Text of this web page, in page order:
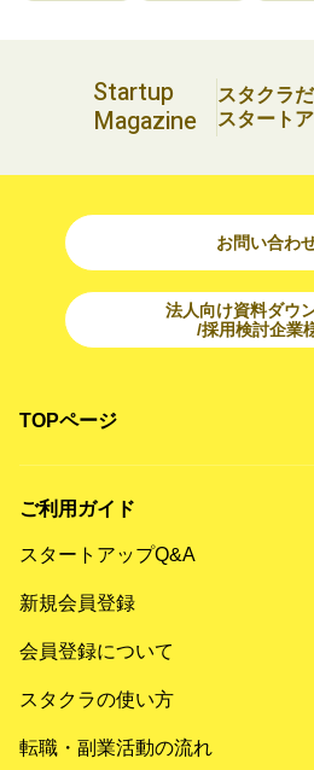
Startup
Magazine
スタクラ
スタート
お問い合わ
法人向け資料ダウ
/採用検討企業
TOPページ
ご利用ガイド
スタートアップQ&A
新規会員登録
会員登録について
スタクラの使い方
転職・副業活動の流れ